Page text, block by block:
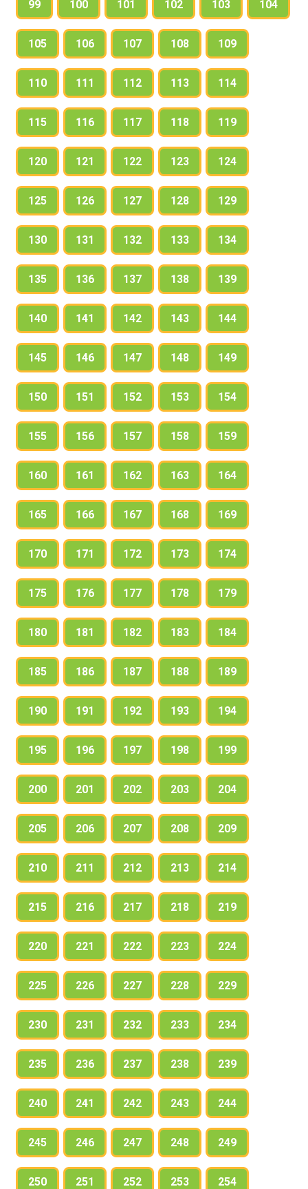
99 100 101 102 103 104
105 106 107 108 109
110 111 112 113 114
115 116 117 118 119
120 121 122 123 124
125 126 127 128 129
130 131 132 133 134
135 136 137 138 139
140 141 142 143 144
145 146 147 148 149
150 151 152 153 154
155 156 157 158 159
160 161 162 163 164
165 166 167 168 169
170 171 172 173 174
175 176 177 178 179
180 181 182 183 184
185 186 187 188 189
190 191 192 193 194
195 196 197 198 199
200 201 202 203 204
205 206 207 208 209
210 211 212 213 214
215 216 217 218 219
220 221 222 223 224
225 226 227 228 229
230 231 232 233 234
235 236 237 238 239
240 241 242 243 244
245 246 247 248 249
250 251 252 253 254